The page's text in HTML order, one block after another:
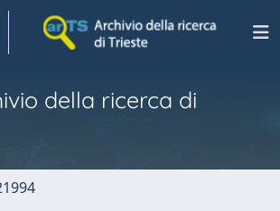
della ricerca di